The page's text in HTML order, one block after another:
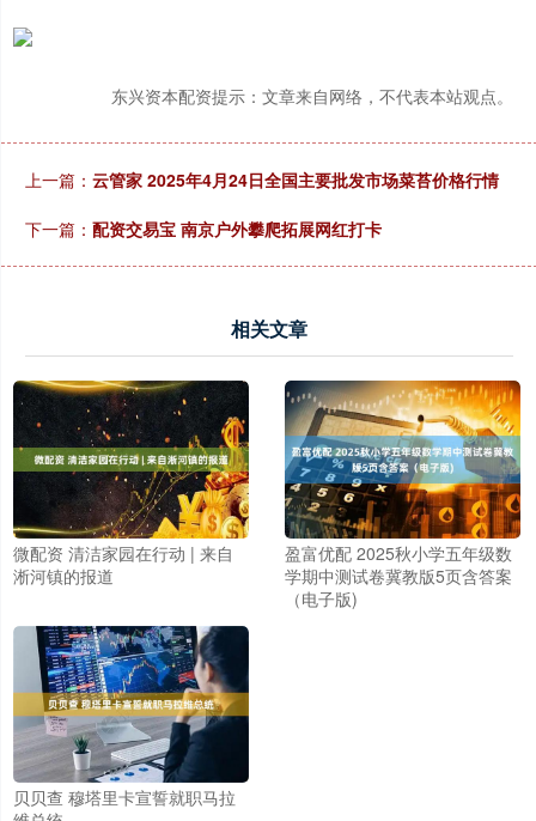
东兴资本配资提示：文章来自网络，不代表本站观点。
上一篇： 云管家 2025年4月24日全国主要批发市场菜苔价格行情
下一篇： 配资交易宝 南京户外攀爬拓展网红打卡
相关文章
微配资 清洁家园在行动 | 来自
淅河镇的报道
盈富优配 2025秋小学五年级数
学期中测试卷冀教版5页含答案
（电子版)
贝贝查 穆塔里卡宣誓就职马拉